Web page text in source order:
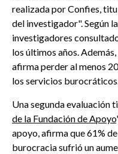
realizada por Confies,
del investigador". Según
investigadores
los últimos años.
afirma perder al menos
los servicios
Una segunda evaluación
de la Fundación de Apoyo
apoyo, afirma que 61%
burocracia sufrió un